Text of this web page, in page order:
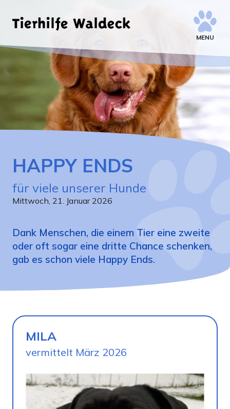
MENU
HAPPY ENDS
für viele unserer Hunde
Mittwoch, 21. Januar 2026
Dank Menschen, die einem Tier eine zweite
oder oft sogar eine dritte Chance schenken,
gab es schon viele Happy Ends.
MILA
vermittelt März 2026